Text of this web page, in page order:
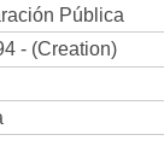
Pública
- (Creation)